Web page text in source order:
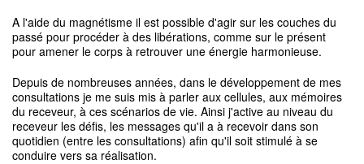
A l'aide du magnétisme il est possible d'agir sur les couches du
passé pour procéder à des libérations, comme sur le présent
pour amener le corps à retrouver une énergie harmonieuse.
Depuis de nombreuses années, dans le développement de mes
consultations je me suis mis à parler aux cellules, aux mémoires
du receveur, à ces scénarios de vie. Ainsi j'active au niveau du
receveur les défis, les messages qu'il a à recevoir dans son
quotidien (entre les consultations) afin qu'il soit stimulé à se
conduire vers sa réalisation.